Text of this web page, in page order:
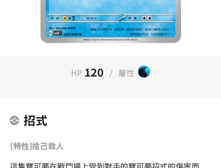
HP 120 / 屬性
招式
[特性]捨己救人